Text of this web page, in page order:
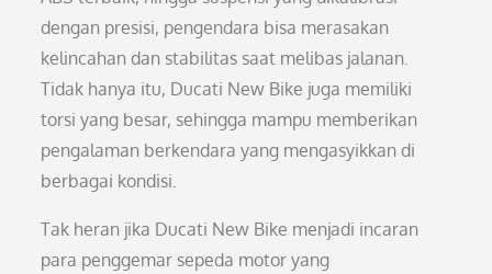
dengan presisi, pengendara bisa merasakan
kelincahan dan stabilitas saat melibas jalanan.
Tidak hanya itu, Ducati New Bike juga memiliki
torsi yang besar, sehingga mampu memberikan
pengalaman berkendara yang mengasyikkan di
berbagai kondisi.
Tak heran jika Ducati New Bike menjadi incaran
para penggemar sepeda motor yang